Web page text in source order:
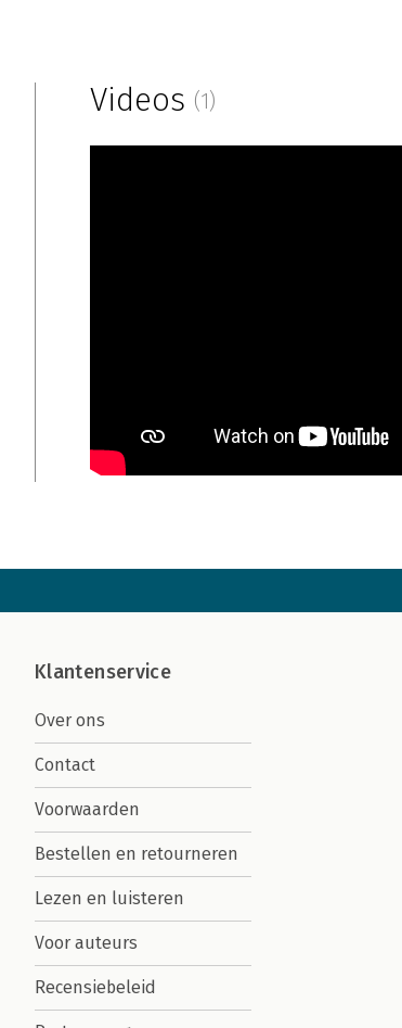
Videos (1)
Klantenservice
Over ons
Contact
Voorwaarden
Bestellen en retourneren
Lezen en luisteren
Voor auteurs
Recensiebeleid